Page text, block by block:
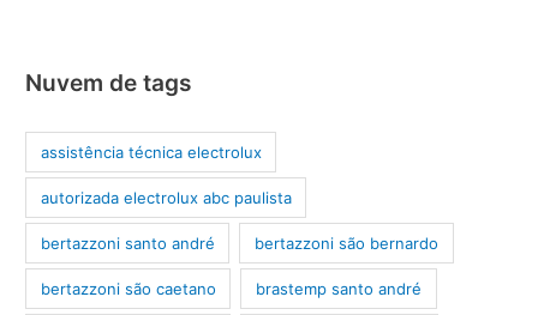
Nuvem de tags
assistência técnica electrolux
autorizada electrolux abc paulista
bertazzoni santo andré bertazzoni são bernardo
bertazzoni são caetano brastemp santo andré